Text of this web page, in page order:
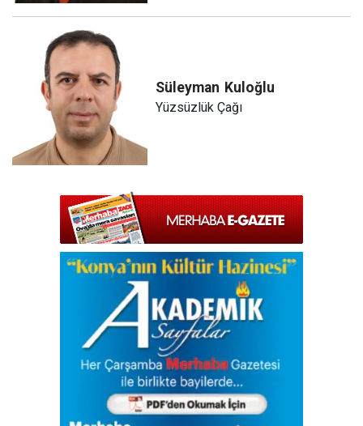
Süleyman Kuloğlu
Yüzsüzlük Çağı